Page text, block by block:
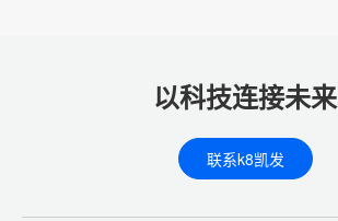
以科技连接未来
联系k8凯发